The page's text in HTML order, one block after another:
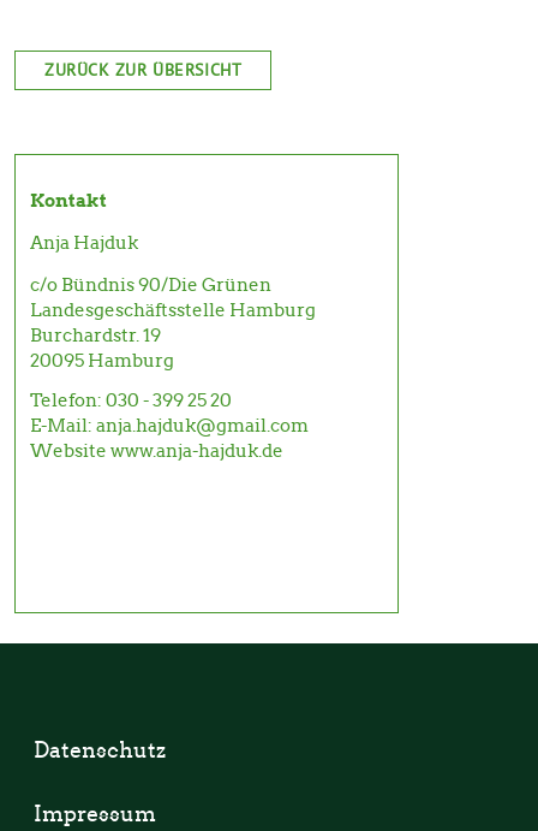
ZURÜCK ZUR ÜBERSICHT
Kontakt
Anja Hajduk
c/o Bündnis 90/Die Grünen
Landesgeschäftsstelle Hamburg
Burchardstr. 19
20095 Hamburg
Telefon: 030 - 399 25 20
E-Mail: anja.hajduk@gmail.com
Website www.anja-hajduk.de
Datenschutz
Impressum